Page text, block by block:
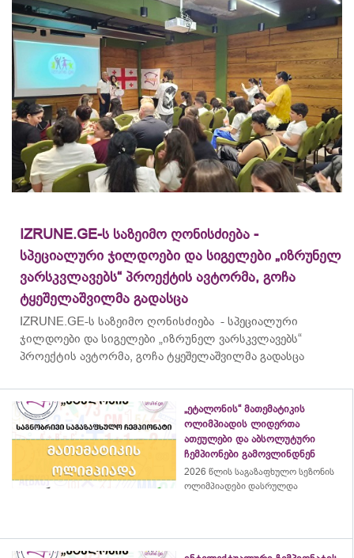
IZRUNE.GE-ს საზეიმო ღონისძიება -
სპეციალური ჯილდოები და სიგელები „იზრუნელ
ვარსკვლავებს“ პროექტის ავტორმა, გოჩა
ტყეშელაშვილმა გადასცა
IZRUNE.GE-ს საზეიმო ღონისძიება - სპეციალური
ჯილდოები და სიგელები „იზრუნელ ვარსკვლავებს“
პროექტის ავტორმა, გოჩა ტყეშელაშვილმა გადასცა
„ეტალონის“ მათემატიკის
ოლიმპიადის ლიდერთა
ათეულები და აბსოლუტური
ჩემპიონები გამოვლინდნენ
2026 წლის საგაზაფხულო სეზონის
ოლიმპიადები დასრულდა